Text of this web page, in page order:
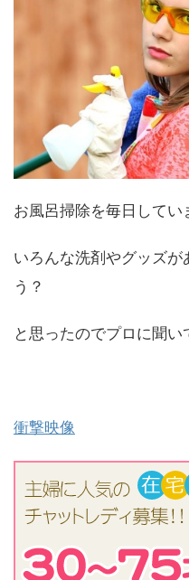
お風呂掃除を毎日してい
いろんな洗剤やグッズ
う？
と思ったのでプロに聞い
衝撃映像